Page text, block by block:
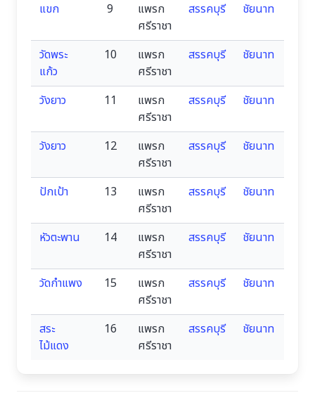
แขก 9
แพรก
ศรีราชา
สรรคบุรี ชัยนาท
วัดพระ
แก้ว
10
แพรก
ศรีราชา
สรรคบุรี ชัยนาท
วังยาว 11
แพรก
ศรีราชา
สรรคบุรี ชัยนาท
วังยาว 12
แพรก
ศรีราชา
สรรคบุรี ชัยนาท
ปักเป้า 13
แพรก
ศรีราชา
สรรคบุรี ชัยนาท
หัวตะพาน 14
แพรก
ศรีราชา
สรรคบุรี ชัยนาท
วัดกำแพง 15
แพรก
ศรีราชา
สรรคบุรี ชัยนาท
สระ
ไม้แดง
16
แพรก
ศรีราชา
สรรคบุรี ชัยนาท